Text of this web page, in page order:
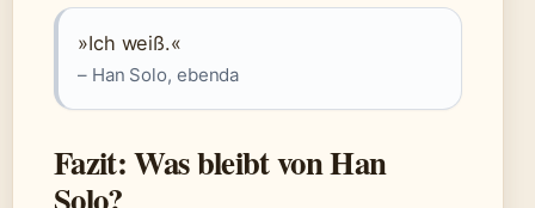
»Ich weiß.«
– Han Solo, ebenda
Fazit: Was bleibt von Han